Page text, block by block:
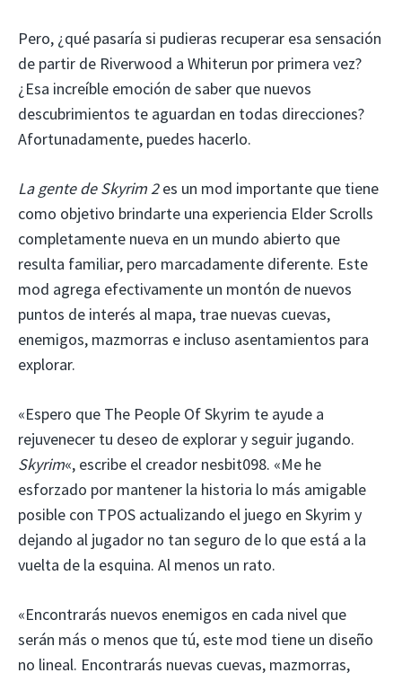
Pero, ¿qué pasaría si pudieras recuperar esa sensación
de partir de Riverwood a Whiterun por primera vez?
¿Esa increíble emoción de saber que nuevos
descubrimientos te aguardan en todas direcciones?
Afortunadamente, puedes hacerlo.
La gente de Skyrim 2es un mod importante que tiene
como objetivo brindarte una experiencia Elder Scrolls
completamente nueva en un mundo abierto que
resulta familiar, pero marcadamente diferente. Este
mod agrega efectivamente un montón de nuevos
puntos de interés al mapa, trae nuevas cuevas,
enemigos, mazmorras e incluso asentamientos para
explorar.
«Espero que The People Of Skyrim te ayude a
rejuvenecer tu deseo de explorar y seguir jugando.
Skyrim«, escribe el creador nesbit098. «Me he
esforzado por mantener la historia lo más amigable
posible con TPOS actualizando el juego en Skyrim y
dejando al jugador no tan seguro de lo que está a la
vuelta de la esquina. Al menos un rato.
«Encontrarás nuevos enemigos en cada nivel que
serán más o menos que tú, este mod tiene un diseño
no lineal. Encontrarás nuevas cuevas, mazmorras,